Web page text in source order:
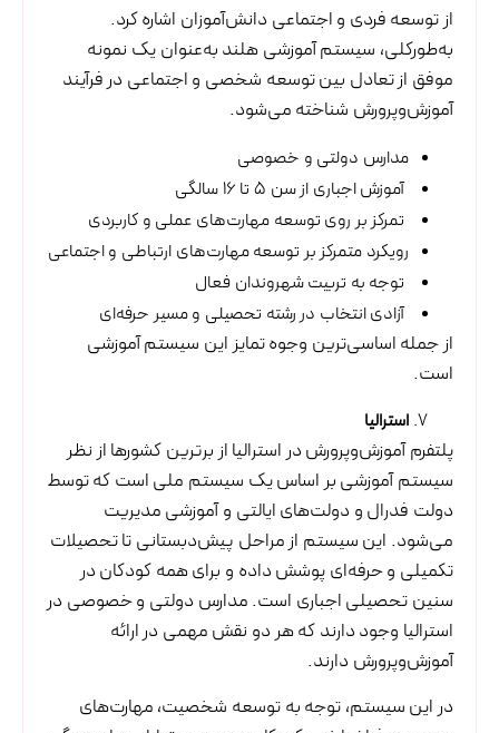
از توسعه فردی و اجتماعی دانش‌آموزان اشاره کرد.
به‌طورکلی، سیستم آموزشی هلند به‌عنوان یک نمونه
موفق از تعادل بین توسعه شخصی و اجتماعی در فرآیند
آموزش‌وپرورش شناخته می‌شود.
مدارس دولتی و خصوصی
آموزش اجباری از سن ۵ تا ۱۶ سالگی
تمرکز بر روی توسعه مهارت‌های عملی و کاربردی
رویکرد متمرکز بر توسعه مهارت‌های ارتباطی و اجتماعی
توجه به تربیت شهروندان فعال
آزادی انتخاب در رشته تحصیلی و مسیر حرفه‌ای
از جمله اساسی‌ترین وجوه تمایز این سیستم آموزشی
است.
استرالیا
پلتفرم آموزش‌وپرورش در استرالیا از برترین کشورها از نظر
سیستم آموزشی بر اساس یک سیستم ملی است که توسط
دولت فدرال و دولت‌های ایالتی و آموزشی مدیریت
می‌شود. این سیستم از مراحل پیش‌دبستانی تا تحصیلات
تکمیلی و حرفه‌ای پوشش داده و برای همه کودکان در
سنین تحصیلی اجباری است. مدارس دولتی و خصوصی در
استرالیا وجود دارند که هر دو نقش مهمی در ارائه
آموزش‌وپرورش دارند.
در این سیستم، توجه به توسعه شخصیت، مهارت‌های